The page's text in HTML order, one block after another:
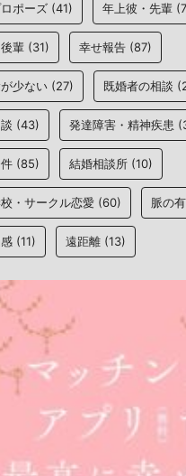
ポーズ (41) 年上彼・先輩
輩 (31) 幸せ報告 (87)
少ない (27) 既婚者の相談
(43) 発達障害・精神疾患
(85) 結婚相談所 (10)
・サークル恋愛 (60) 脈の
(11) 遠距離 (13)